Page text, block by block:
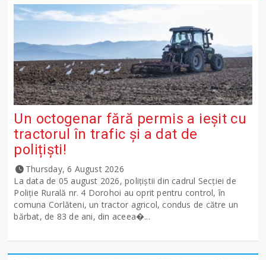
Un octogenar fără permis a ieșit cu
tractorul în trafic și a dat de
polițiști!
Thursday, 6 August 2026
La data de 05 august 2026, polițiștii din cadrul Secției de
Poliție Rurală nr. 4 Dorohoi au oprit pentru control, în
comuna Corlăteni, un tractor agricol, condus de către un
bărbat, de 83 de ani, din aceea�...